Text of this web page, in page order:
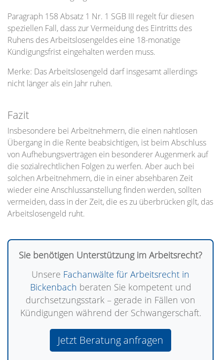
Paragraph 158 Absatz 1 Nr. 1 SGB III regelt für diesen
speziellen Fall, dass zur Vermeidung des Eintritts des
Ruhens des Arbeitslosengeldes eine 18-monatige
Kündigungsfrist eingehalten werden muss.
Merke: Das Arbeitslosengeld darf insgesamt allerdings
nicht länger als ein Jahr ruhen.
Fazit
Insbesondere bei Arbeitnehmern, die einen nahtlosen
Übergang in die Rente beabsichtigen, ist beim Abschluss
von Aufhebungsverträgen ein besonderer Augenmerk auf
die sozialrechtlichen Folgen zu werfen. Aber auch bei
solchen Arbeitnehmern, die in einer absehbaren Zeit
wieder eine Anschlussanstellung finden werden, sollten
vermeiden, dass in der Zeit, die es zu überbrücken gilt, das
Arbeitslosengeld ruht.
Sie benötigen Unterstützung im Arbeitsrecht?
Unsere Fachanwälte für Arbeitsrecht in
Bickenbach beraten Sie kompetent und
durchsetzungsstark – gerade in Fällen von
Kündigungen während der Schwangerschaft.
Jetzt Beratung anfragen